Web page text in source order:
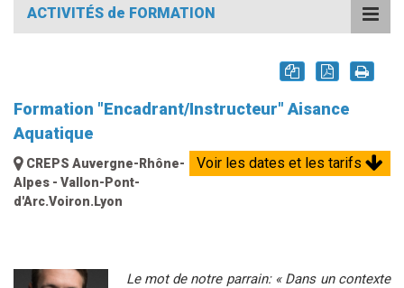
ACTIVITÉS de FORMATION
Formation "Encadrant/Instructeur" Aisance
Aquatique
Voir les dates et les tarifs
CREPS Auvergne-Rhône-
Alpes - Vallon-Pont-
d'Arc.Voiron.Lyon
Le mot de notre parrain: « Dans un contexte